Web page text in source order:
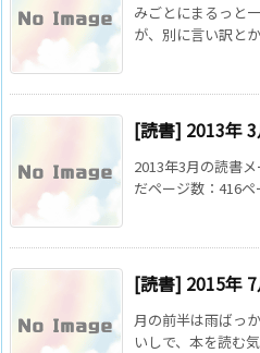
みごとにまるっと
が、別に言い訳と
[読書] 2013年
2013年3月の読書
だページ数：416ペ
[読書] 2015年
月の前半は雨ばっ
いしで、本を読む